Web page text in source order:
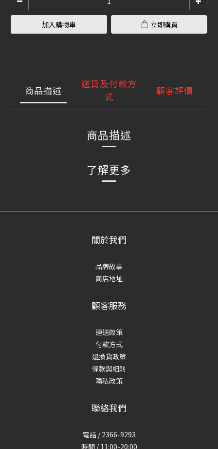
加入購物車 立即購買
商品描述
送貨及付款方
式
顧客評價
商品描述
了解更多
關於我們
品牌故事
商店地址
顧客服務
運送政策
付款方式
退換貨政策
條款與細則
隱私政策
聯絡我們
電話 / 2366-9293
時間 / 11:00-20:00